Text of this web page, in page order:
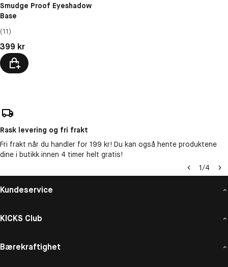
Smudge Proof Eyeshadow
Base
(11)
Pris: 399 kr
399 kr
Rask levering og fri frakt
Fri frakt når du handler for 199 kr! Du kan også hente produktene
dine i butikk innen 4 timer helt gratis!
1/4
Kundeservice
KICKS Club
Bærekraftighet